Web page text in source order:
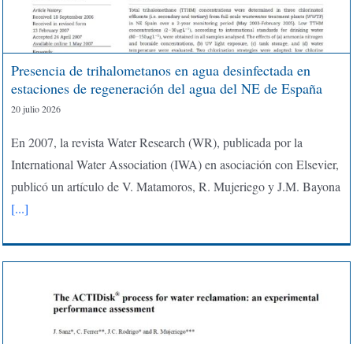
Presencia de trihalometanos en agua desinfectada en
estaciones de regeneración del agua del NE de España
20 julio 2026
En 2007, la revista Water Research (WR), publicada por la
International Water Association (IWA) en asociación con Elsevier,
publicó un artículo de V. Matamoros, R. Mujeriego y J.M. Bayona
[...]